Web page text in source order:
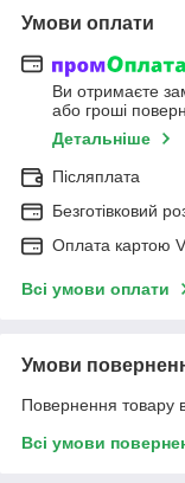
Умови оплати
Ви отримаєте
або гроші
Детальніше
Післяплата
Безготівковий
Оплата картою
Всі умови оплати
Умови
Повернення товару
Всі умови